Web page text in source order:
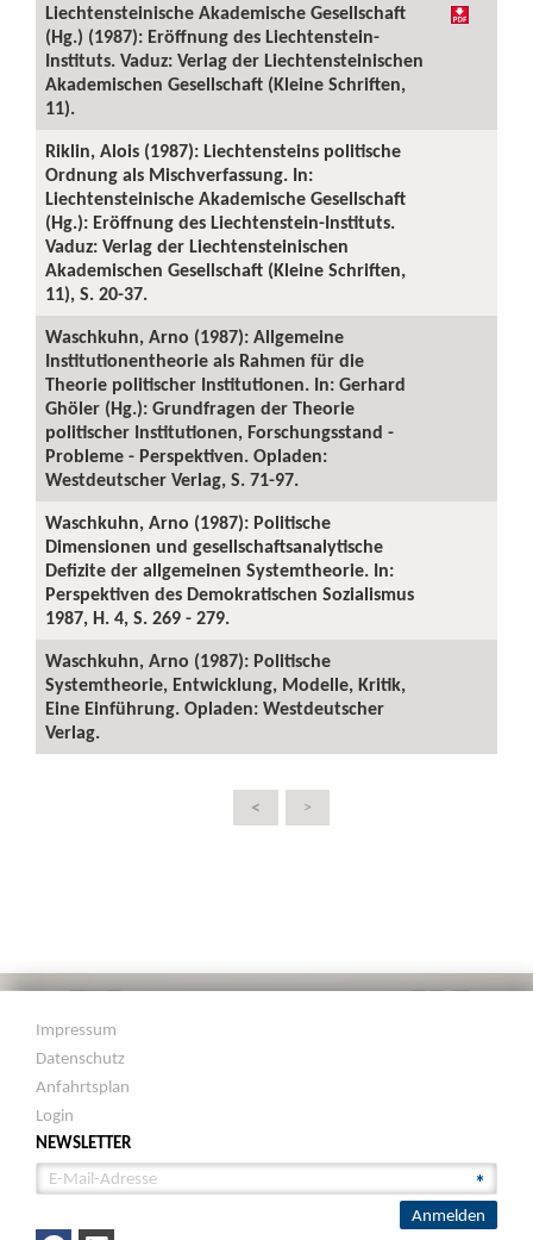
Liechtensteinische Akademische Gesellschaft
(Hg.) (1987): Eröffnung des Liechtenstein-
Instituts. Vaduz: Verlag der Liechtensteinischen
Akademischen Gesellschaft (Kleine Schriften,
11).
Riklin, Alois (1987): Liechtensteins politische
Ordnung als Mischverfassung. In:
Liechtensteinische Akademische Gesellschaft
(Hg.): Eröffnung des Liechtenstein-Instituts.
Vaduz: Verlag der Liechtensteinischen
Akademischen Gesellschaft (Kleine Schriften,
11), S. 20-37.
Waschkuhn, Arno (1987): Allgemeine
Institutionentheorie als Rahmen für die
Theorie politischer Institutionen. In: Gerhard
Ghöler (Hg.): Grundfragen der Theorie
politischer Institutionen, Forschungsstand -
Probleme - Perspektiven. Opladen:
Westdeutscher Verlag, S. 71-97.
Waschkuhn, Arno (1987): Politische
Dimensionen und gesellschaftsanalytische
Defizite der allgemeinen Systemtheorie. In:
Perspektiven des Demokratischen Sozialismus
1987, H. 4, S. 269 - 279.
Waschkuhn, Arno (1987): Politische
Systemtheorie, Entwicklung, Modelle, Kritik,
Eine Einführung. Opladen: Westdeutscher
Verlag.
< >
Impressum
Datenschutz
Anfahrtsplan
Login
NEWSLETTER